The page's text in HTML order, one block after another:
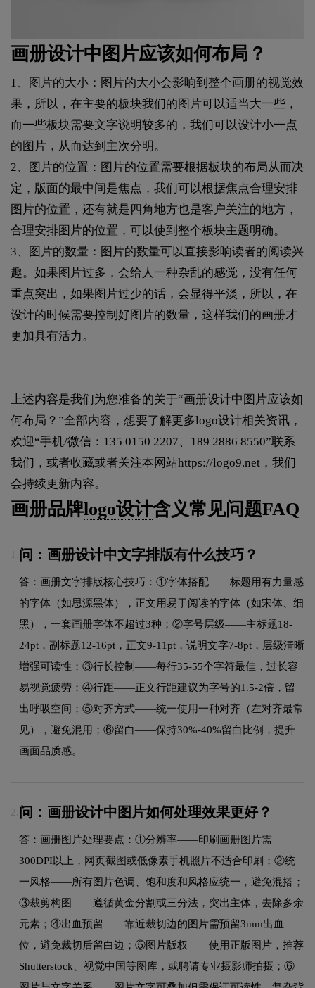
画册设计中图片应该如何布局？
1、图片的大小：图片的大小会影响到整个画册的视觉效
果，所以，在主要的板块我们的图片可以适当大一些，
而一些板块需要文字说明较多的，我们可以设计小一点
的图片，从而达到主次分明。
2、图片的位置：图片的位置需要根据板块的布局从而决
定，版面的最中间是焦点，我们可以根据焦点合理安排
图片的位置，还有就是四角地方也是客户关注的地方，
合理安排图片的位置，可以使到整个板块主题明确。
3、图片的数量：图片的数量可以直接影响读者的阅读兴
趣。如果图片过多，会给人一种杂乱的感觉，没有任何
重点突出，如果图片过少的话，会显得平淡，所以，在
设计的时候需要控制好图片的数量，这样我们的画册才
更加具有活力。
上述内容是我们为您准备的关于“画册设计中图片应该如
何布局？”全部内容，想要了解更多logo设计相关资讯，
欢迎“手机/微信：135 0150 2207、189 2886 8550”联系
我们，或者收藏或者关注本网站https://logo9.net ，我们
会持续更新内容。
画册品牌logo设计含义常见问题FAQ
问：画册设计中文字排版有什么技巧？
答：画册文字排版核心技巧：①字体搭配——标题用有力量感
的字体（如思源黑体），正文用易于阅读的字体（如宋体、细
黑），一套画册字体不超过3种；②字号层级——主标题18-
24pt，副标题12-16pt，正文9-11pt，说明文字7-8pt，层级清晰
增强可读性；③行长控制——每行35-55个字符最佳，过长容
易视觉疲劳；④行距——正文行距建议为字号的1.5-2倍，留
出呼吸空间；⑤对齐方式——统一使用一种对齐（左对齐最常
见），避免混用；⑥留白——保持30%-40%留白比例，提升
画面品质感。
2. 问：画册设计中图片如何处理效果更好？
答：画册图片处理要点：①分辨率——印刷画册图片需
300DPI以上，网页截图或低像素手机照片不适合印刷；②统
一风格——所有图片色调、饱和度和风格应统一，避免混搭；
③裁剪构图——遵循黄金分割或三分法，突出主体，去除多余
元素；④出血预留——靠近裁切边的图片需预留3mm出血
位，避免裁切后留白边；⑤图片版权——使用正版图片，推荐
Shutterstock、视觉中国等图库，或聘请专业摄影师拍摄；⑥